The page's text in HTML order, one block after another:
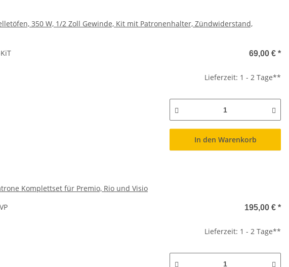
350 W, 1/2 Zoll Gewinde, Kit mit Patronenhalter, Zündwiderstand,
69,00 € *
Lieferzeit: 1 - 2 Tage**
In den Warenkorb
Komplettset für Premio, Rio und Visio
195,00 € *
Lieferzeit: 1 - 2 Tage**